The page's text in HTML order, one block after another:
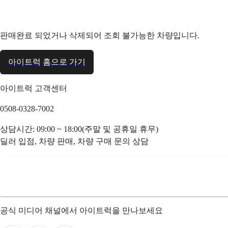
판매완료 되었거나 삭제되어 조회 불가능한 차량입니다.
아이트럭 홈으로 가기
아이트럭 고객센터
0508-0328-7002
상담시간: 09:00 ~ 18:00(주말 및 공휴일 휴무)
딜러 입점, 차량 판매, 차량 구매 문의 상담
공식 미디어 채널에서 아이트럭을 만나보세요